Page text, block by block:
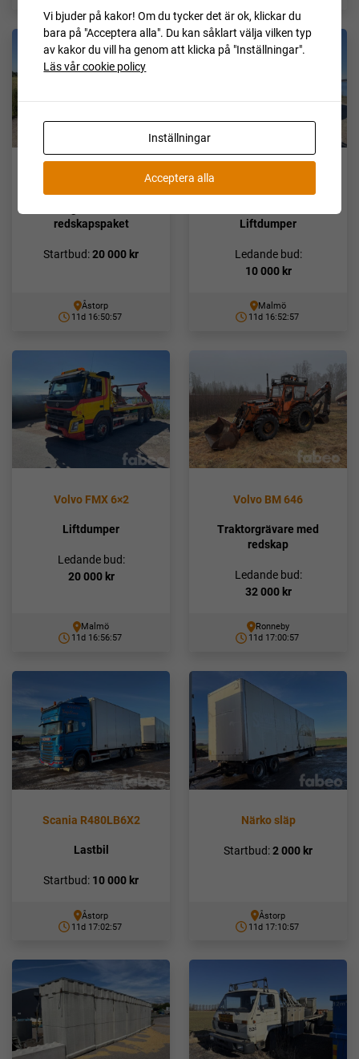
redskapspaket
Startbud:20 000 kr
Åstorp
11d 16:50:56
MAN TGS 26.460 6×2-4
LL
Liftdumper
Ledande bud:
10 000 kr
Malmö
11d 16:52:56
Volvo FMX 6×2
Liftdumper
Ledande bud:
20 000 kr
Malmö
11d 16:56:56
Volvo BM 646
Traktorgrävare med
redskap
Ledande bud:
32 000 kr
Ronneby
11d 17:00:56
Scania R480LB6X2
Lastbil
Startbud: 10 000 kr
Åstorp
11d 17:02:56
Närko släp
Startbud:2 000 kr
Åstorp
11d 17:10:56
Vi bjuder på kakor! Om du tycker det är ok, klickar du
bara på "Acceptera alla". Du kan såklart välja vilken typ
av kakor du vill ha genom att klicka på "Inställningar".
Läs vår cookie policy
Inställningar
Acceptera alla